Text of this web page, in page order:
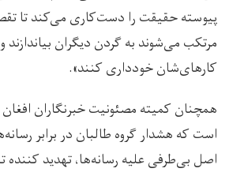
پیوسته حقیقت را دست‌کاری می‌کند تا
مرتکب می‌شوند به گردن دیگران بیاندازند
کارهای‌شان خودداری کنند».
همچنان کمیته‌ مصئونیت خبرنگاران افغان
است که هشدار گروه طالبان در برابر
اصل بی‌طرفی علیه رسانه‌ها، تهدید